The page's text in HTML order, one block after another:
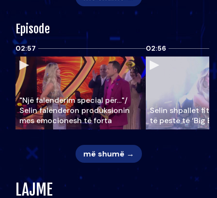
Episode
02:57
"Një falenderim special për…"/
Selin falënderon produksionin
mes emocionesh të forta
02:56
Selin shpallet
të pestë të ‘Big
më shumë →
LAJME